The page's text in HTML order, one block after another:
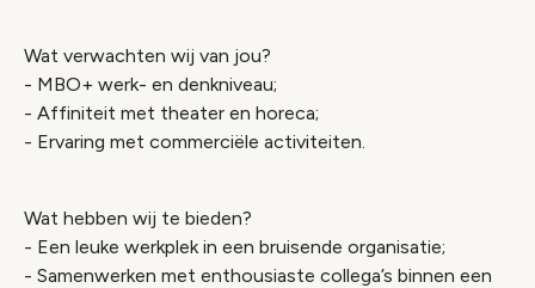
Wat verwachten wij van jou?
- MBO+ werk- en denkniveau;
- Affiniteit met theater en horeca;
- Ervaring met commerciële activiteiten.
Wat hebben wij te bieden?
- Een leuke werkplek in een bruisende organisatie;
- Samenwerken met enthousiaste collega’s binnen een